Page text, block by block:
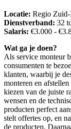
Locatie: Regio Zuid-
Dienstverband: 32
Salaris: €3.000 -
Wat ga je doen?
Als service monteur
consumenten te
klanten, waarbij je
monteren en
kiezen van de juiste
wensen en de
producten perfect
stelt offertes op, en
de producten.